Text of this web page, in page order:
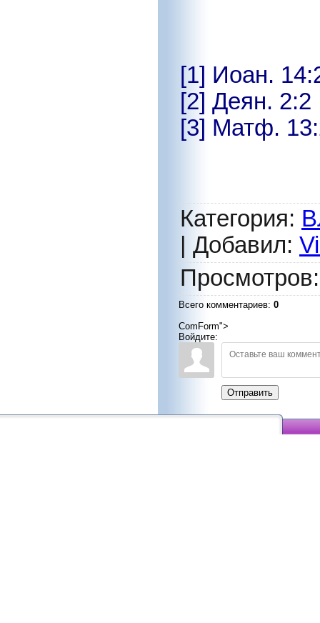
[1] Иоан.
[2] Деян. 2:2
[3] Матф.
Категория:
Добавил:
Просмотров
Всего комментариев: 0
ComForm">
Войдите:
Отправить